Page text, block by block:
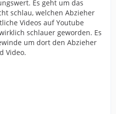
Es geht um das
schlau, welchen Abzieher
Videos auf Youtube
schlauer geworden. Es
um dort den Abzieher
Video.